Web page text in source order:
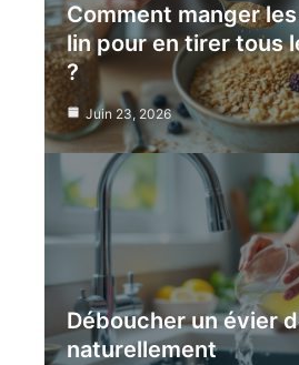
Comment manger
lin pour en tirer tous
?
Juin 23, 2026
Déboucher un évier
naturellement